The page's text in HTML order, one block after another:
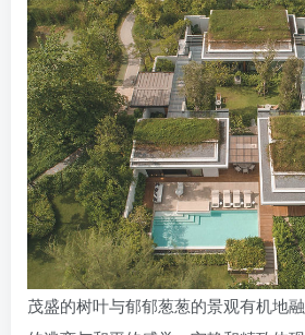
茂盛的树叶与郁郁葱葱的景观有机地